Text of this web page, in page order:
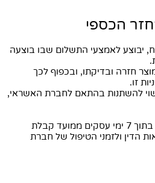
יבוצע לאמצעי התשלום שבו בוצעה
חזרה ובדיקתו, ובכפוף לכך
זו.
להשתנות בהתאם לחברת האשראי,
הפי פט תפעל לביצוע ההחזר בתוך 7 ימי עסקים ממועד קבלת
הדין ולזמני הטיפול של חברת